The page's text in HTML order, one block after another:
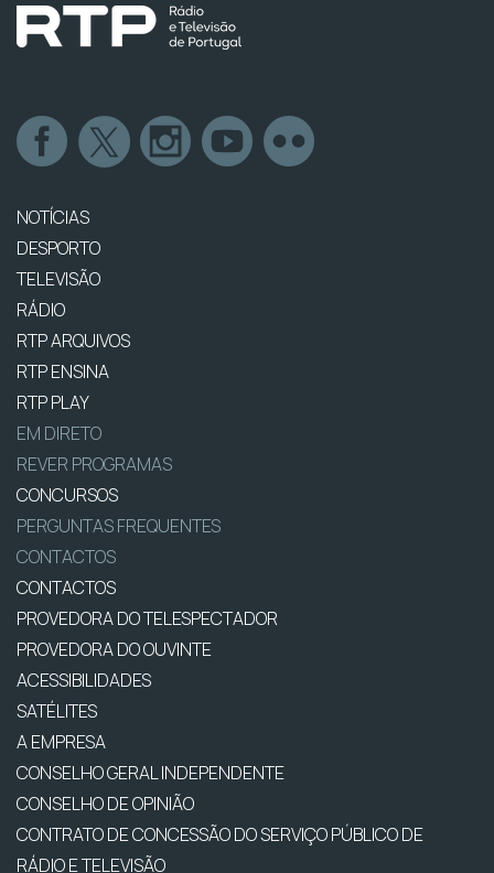
NOTÍCIAS
DESPORTO
TELEVISÃO
RÁDIO
RTP ARQUIVOS
RTP ENSINA
RTP PLAY
EM DIRETO
REVER PROGRAMAS
CONCURSOS
PERGUNTAS FREQUENTES
CONTACTOS
CONTACTOS
PROVEDORA DO TELESPECTADOR
PROVEDORA DO OUVINTE
ACESSIBILIDADES
SATÉLITES
A EMPRESA
CONSELHO GERAL INDEPENDENTE
CONSELHO DE OPINIÃO
CONTRATO DE CONCESSÃO DO SERVIÇO PÚBLICO DE
RÁDIO E TELEVISÃO